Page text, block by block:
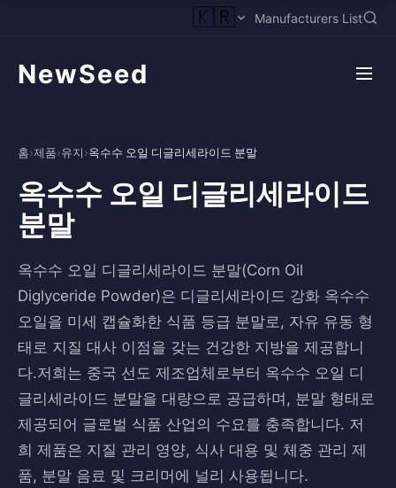
🇰🇷 Manufacturers List
NewSeed
홈›제품›유지›옥수수 오일 디글리세라이드 분말
옥수수 오일 디글리세라이드
분말
옥수수 오일 디글리세라이드 분말(Corn Oil
Diglyceride Powder)은 디글리세라이드 강화 옥수수
오일을 미세 캡슐화한 식품 등급 분말로, 자유 유동 형
태로 지질 대사 이점을 갖는 건강한 지방을 제공합니
다.저희는 중국 선도 제조업체로부터 옥수수 오일 디
글리세라이드 분말을 대량으로 공급하며, 분말 형태로
제공되어 글로벌 식품 산업의 수요를 충족합니다. 저
희 제품은 지질 관리 영양, 식사 대용 및 체중 관리 제
품, 분말 음료 및 크리머에 널리 사용됩니다.